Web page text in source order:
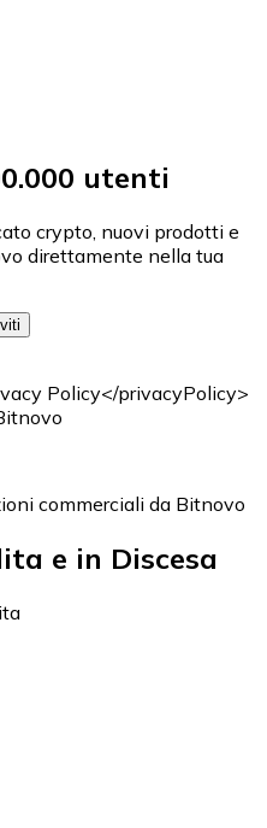
utenti
crypto, nuovi prodotti e
direttamente nella tua
Policy</privacyPolicy>
commerciali da Bitnovo
e in Discesa